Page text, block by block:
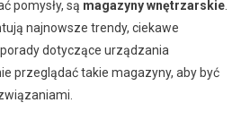
pomysły, są magazyny wnętrzarskie.
najnowsze trendy, ciekawe
dotyczące urządzania
przeglądać takie magazyny, aby być